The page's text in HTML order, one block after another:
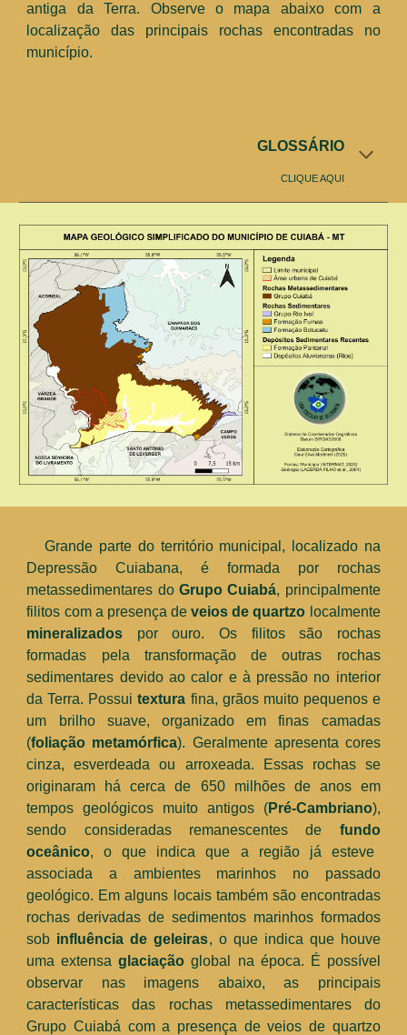
antiga da Terra. Observe o mapa abaixo com a
localização das principais rochas encontradas no
município.
GLOSSÁRIO
CLIQUE AQUI
Grande parte do território municipal, localizado na
Depressão Cuiabana, é formada por rochas
metassedimentares do Grupo Cuiabá, principalmente
filitos com a presença deveios de quartzo localmente
mineralizados por ouro. Os filitos são rochas
formadas pela transformação de outras rochas
sedimentares devido ao calor e à pressão no interior
da Terra. Possuitextura fina, grãos muito pequenos e
um brilho suave, organizado em finas camadas
(foliação metamórfica). Geralmente apresenta cores
cinza, esverdeada ou arroxeada.
Essas rochas se
originaram há cerca de 650 milhões de anos em
temposgeológicos muito antigos (Pré-Cambriano),
sendo consideradas remanescentes de fundo
oceânico, o que indica que a região já esteve
associada a ambientes marinhos no passado
geológico. Em alguns locais também são encontradas
rochas derivadas de sedimentos marinhos formados
sob influência de geleiras, o que indica que houve
uma extensaglaciação global na época. É possível
observar nas imagens abaixo, as principais
características das rochas metassedimentares do
Grupo Cuiabá com a presença de veios de quartzo